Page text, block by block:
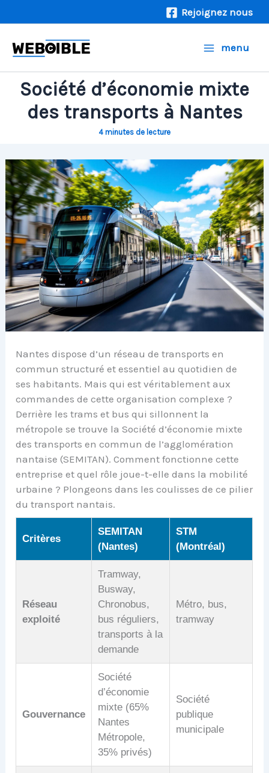
au
Rejoignez nous
menu
Société d’économie mixte
des transports à Nantes
4 minutes de lecture
Nantes dispose d’un réseau de transports en
commun structuré et essentiel au quotidien de
ses habitants. Mais qui est véritablement aux
commandes de cette organisation complexe ?
Derrière les trams et bus qui sillonnent la
métropole se trouve la Société d’économie mixte
des transports en commun de l’agglomération
nantaise (SEMITAN). Comment fonctionne cette
entreprise et quel rôle joue-t-elle dans la mobilité
urbaine ? Plongeons dans les coulisses de ce pilier
du transport nantais.
Critères
SEMITAN
(Nantes)
STM
(Montréal)
Réseau
exploité
Tramway,
Busway,
Chronobus,
bus réguliers,
transports à la
demande
Métro, bus,
tramway
Gouvernance
Société
d’économie
mixte (65%
Nantes
Métropole,
35% privés)
Société
publique
municipale